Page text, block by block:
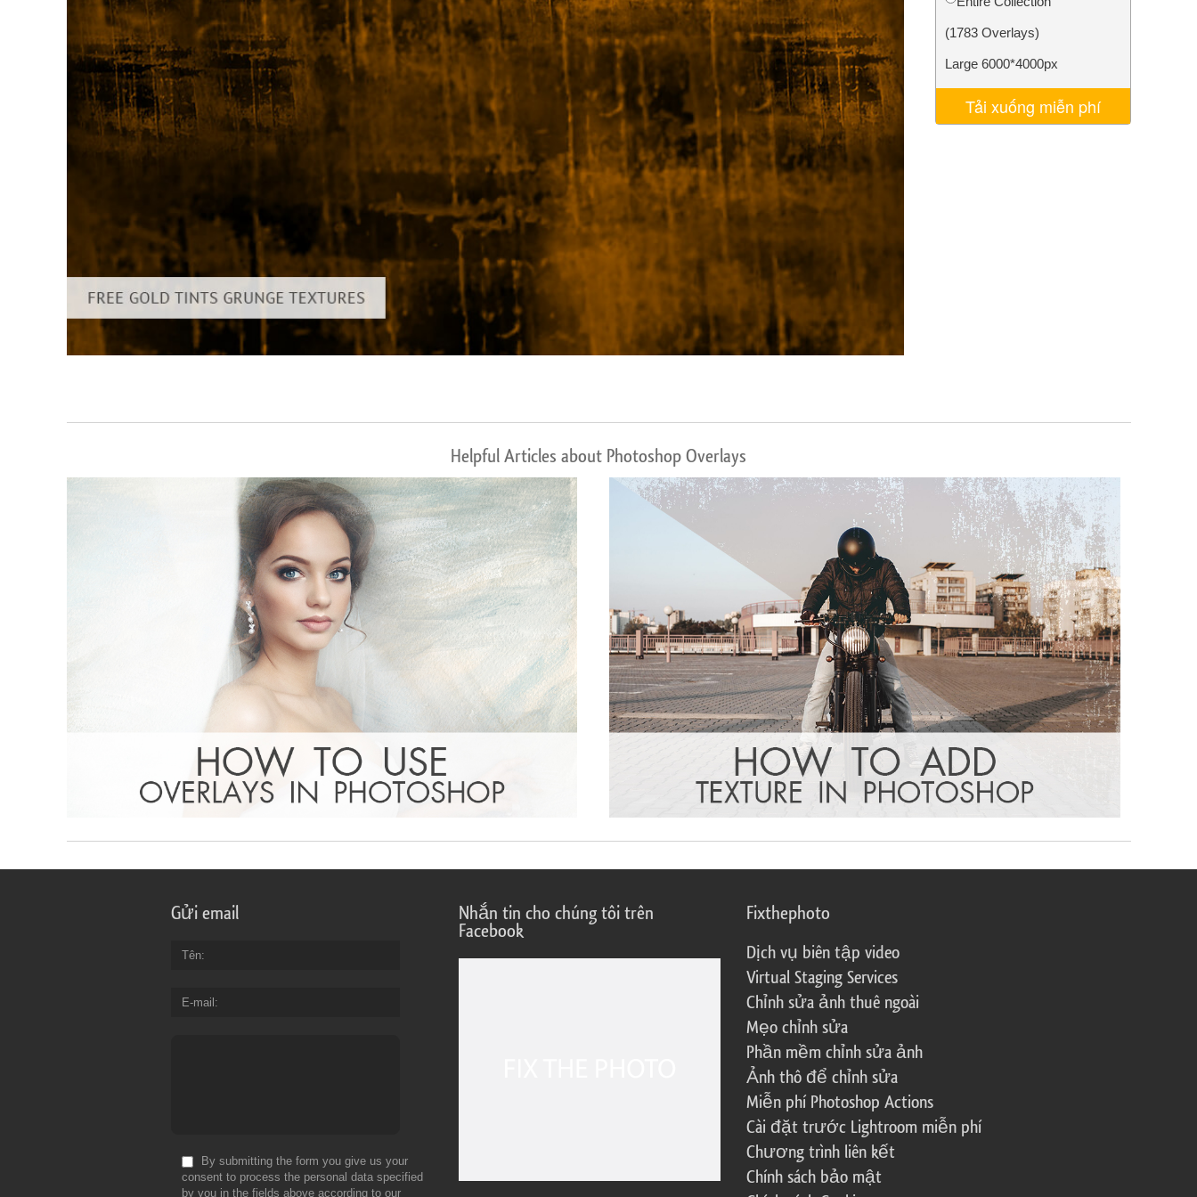
Dịch vụ chỉnh sửa sản phẩm Dịch vụ sửa lại đồ trang sức Dữ liệu Đào tạo AI
(1783 Overlays)
Large 6000*4000px
Tải xuống miễn phí
Helpful Articles about Photoshop Overlays
Gửi email
Tên
E-mail
By submitting the form you give us your
consent to process the personal data specified
by you in the fields above according to our
Nhắn tin cho chúng tôi trên
Facebook
Fixthephoto
Dịch vụ biên tập video
Virtual Staging Services
Chỉnh sửa ảnh thuê ngoài
Mẹo chỉnh sửa
Phần mềm chỉnh sửa ảnh
Ảnh thô để chỉnh sửa
Miễn phí Photoshop Actions
Cài đặt trước Lightroom miễn phí
Chương trình liên kết
Chính sách bảo mật